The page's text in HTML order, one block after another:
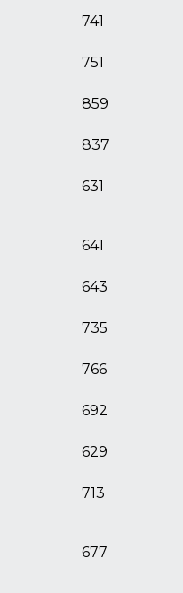
741
751
859
837
631
641
643
735
766
692
629
713
677